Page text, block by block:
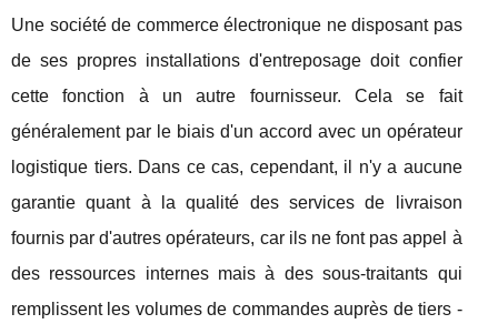
Une société de commerce électronique ne disposant pas
de ses propres installations d'entreposage doit confier
cette fonction à un autre fournisseur. Cela se fait
généralement par le biais d'un accord avec un opérateur
logistique tiers. Dans ce cas, cependant, il n'y a aucune
garantie quant à la qualité des services de livraison
fournis par d'autres opérateurs, car ils ne font pas appel à
des ressources internes mais à des sous-traitants qui
remplissent les volumes de commandes auprès de tiers -